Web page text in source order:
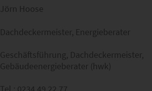
Jörn Hoose
Dachdeckermeister, Energieberater
Geschäftsführung, Dachdeckermeister,
Gebäudeenergieberater (hwk)